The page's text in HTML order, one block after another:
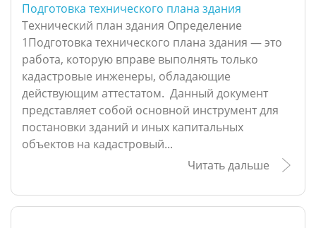
Подготовка технического плана здания
Технический план здания Определение
1Подготовка технического плана здания — это
работа, которую вправе выполнять только
кадастровые инженеры, обладающие
действующим аттестатом. Данный документ
представляет собой основной инструмент для
постановки зданий и иных капитальных
объектов на кадастровый...
Читать дальше